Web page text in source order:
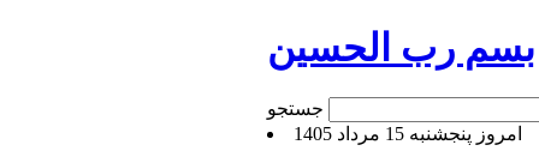
بسم رب الحسین
امروز پنجشنبه 15 مرداد 1405